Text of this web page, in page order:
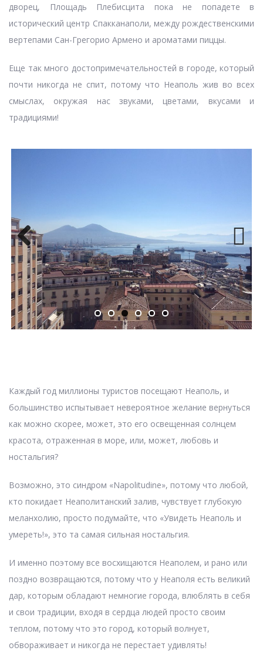
дворец, Площадь Плебисцита пока не попадете в
исторический центр Спакканаполи, между рождественскими
вертепами Сан-Грегорио Армено и ароматами пиццы.
Еще так много достопримечательностей в городе, который
почти никогда не спит, потому что Неаполь жив во всех
смыслах, окружая нас звуками, цветами, вкусами и
традициями!
Previ
ous
Next
Каждый год миллионы туристов посещают Неаполь, и
большинство испытывает невероятное желание вернуться
как можно скорее, может, это его освещенная солнцем
красота, отраженная в море, или, может, любовь и
ностальгия?
Возможно, это синдром «Napolitudine», потому что любой,
кто покидает Неаполитанский залив, чувствует глубокую
меланхолию, просто подумайте, что «Увидеть Неаполь и
умереть!», это та самая сильная ностальгия.
И именно поэтому все восхищаются Неаполем, и рано или
поздно возвращаются, потому что у Неаполя есть великий
дар, которым обладают немногие города, влюблять в себя
и свои традиции, входя в сердца людей просто своим
теплом, потому что это город, который волнует,
обвораживает и никогда не перестает удивлять!